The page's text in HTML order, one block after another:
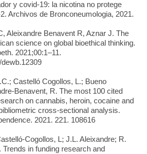
y covid-19: la nicotina no protege
Archivos de Bronconeumologia, 2021.
Aleixandre Benavent R, Aznar J. The
science on global bioethical thinking.
2021;00:1–11.
dewb.12309
Castelló Cogollos, L.; Bueno
Benavent, R. The most 100 cited
on cannabis, heroin, cocaine and
cross-sectional analysis.
2021. 221. 108616
Cogollos, L; J.L. Aleixandre; R.
in funding research and